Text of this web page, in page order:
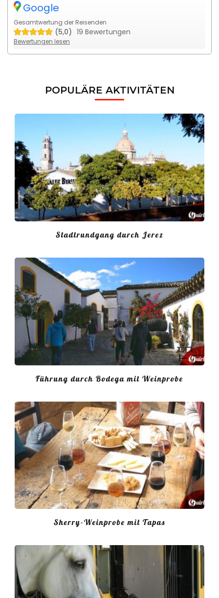
Google
Gesamtwertung der Reisenden
(5,0) 19 Bewertungen
Bewertungen lesen
POPULÄRE AKTIVITÄTEN
Stadtrundgang durch Jerez
Führung durch Bodega mit Weinprobe
Sherry-Weinprobe mit Tapas